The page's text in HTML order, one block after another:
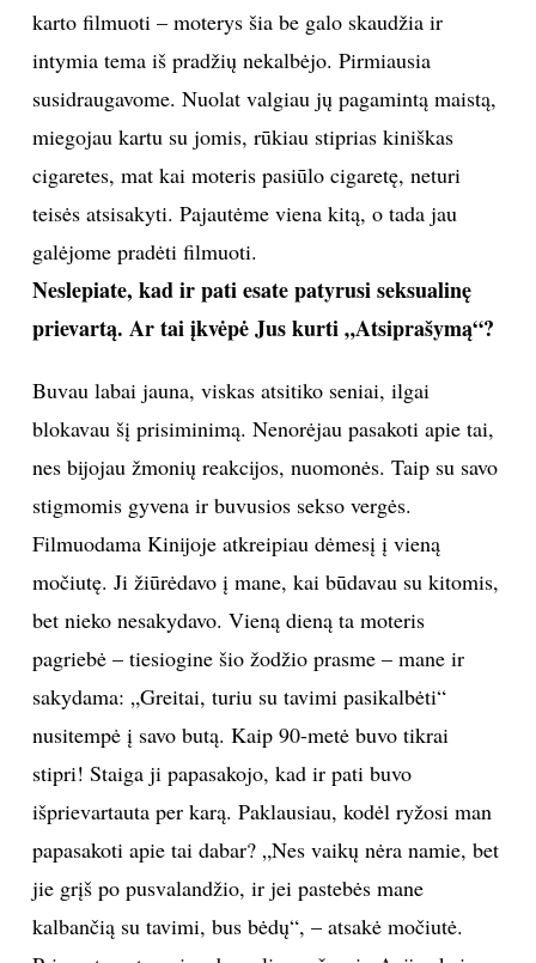
karto filmuoti – moterys šia be galo skaudžia ir
intymia tema iš pradžių nekalbėjo. Pirmiausia
susidraugavome. Nuolat valgiau jų pagamintą maistą,
miegojau kartu su jomis, rūkiau stiprias kiniškas
cigaretes, mat kai moteris pasiūlo cigaretę, neturi
teisės atsisakyti. Pajautėme viena kitą, o tada jau
galėjome pradėti filmuoti.
Neslepiate, kad ir pati esate patyrusi seksualinę
prievartą. Ar tai įkvėpė Jus kurti „Atsiprašymą“?
Buvau labai jauna, viskas atsitiko seniai, ilgai
blokavau šį prisiminimą. Nenorėjau pasakoti apie tai,
nes bijojau žmonių reakcijos, nuomonės. Taip su savo
stigmomis gyvena ir buvusios sekso vergės.
Filmuodama Kinijoje atkreipiau dėmesį į vieną
močiutę. Ji žiūrėdavo į mane, kai būdavau su kitomis,
bet nieko nesakydavo. Vieną dieną ta moteris
pagriebė – tiesiogine šio žodžio prasme – mane ir
sakydama: „Greitai, turiu su tavimi pasikalbėti“
nusitempė į savo butą. Kaip 90-metė buvo tikrai
stipri! Staiga ji papasakojo, kad ir pati buvo
išprievartauta per karą. Paklausiau, kodėl ryžosi man
papasakoti apie tai dabar? „Nes vaikų nėra namie, bet
jie grįš po pusvalandžio, ir jei pastebės mane
kalbančią su tavimi, bus bėdų“, – atsakė močiutė.